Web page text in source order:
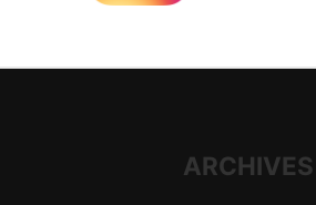
ARCHIVES